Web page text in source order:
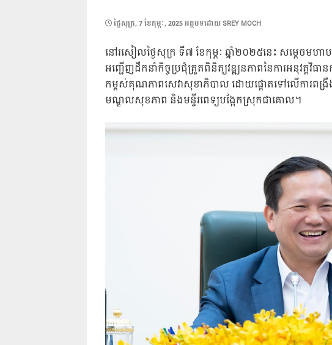
POSTED
ថ្ងៃ​សុក្រ, 7 ខែ​កុម្ភៈ, 2025អត្ថបទដោយSREY MOCH
នៅរសៀលថ្ងៃសុក្រ ទី៧ ខែកុម្ភៈ ឆ្នាំ២០២៥នេះ សម្តេចមហា
អញ្ជើញដឹកនាំកិច្ចប្រជុំត្រួតពិនិត្យវឌ្ឍនភាពនៃការអនុវត្តវិធា
កម្ពស់គុណភាពសេវាសុខាភិបាល ដោយផ្ដោតទៅលើការពង្រឹ
មណ្ឌលសុខភាព និងមន្ទីរពេទ្យបង្អែកស្រុកជាគោល។